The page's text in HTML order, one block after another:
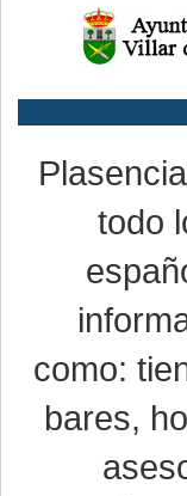
todo
como:
bares,